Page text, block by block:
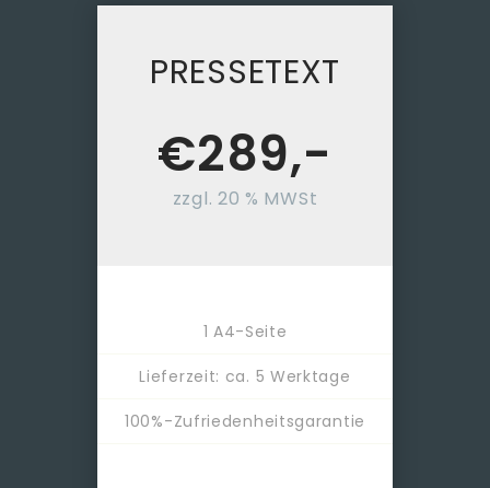
PRESSETEXT
€289,-
zzgl. 20 % MWSt
1 A4-Seite
Lieferzeit: ca. 5 Werktage
100%-Zufriedenheitsgarantie